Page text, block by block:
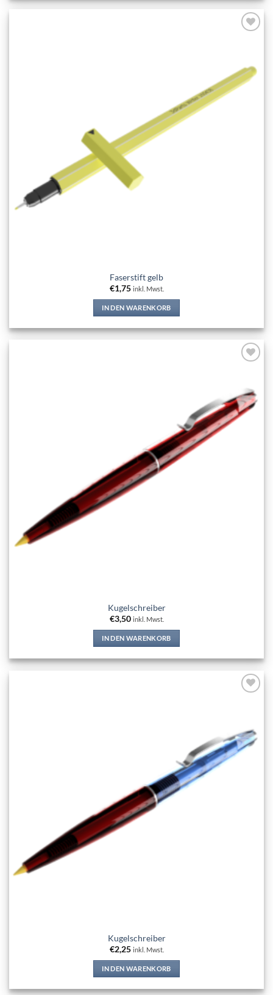
Faserstift gelb
€1,75 inkl. Mwst.
IN DEN WARENKORB
Kugelschreiber
€3,50 inkl. Mwst.
IN DEN WARENKORB
Kugelschreiber
€2,25 inkl. Mwst.
IN DEN WARENKORB